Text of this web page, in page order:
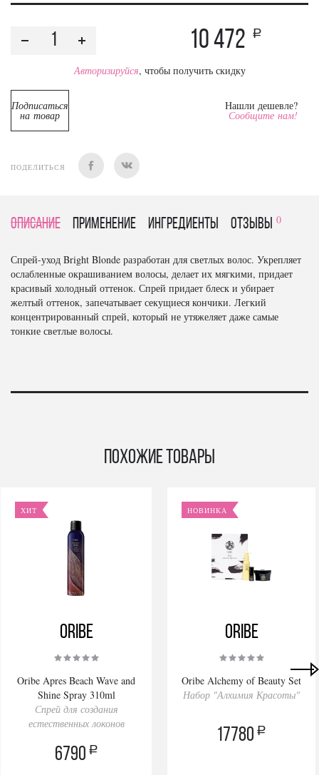
10 472 a
Авторизируйся, чтобы получить скидку
Подписаться
на товар
Нашли дешевле?
Сообщите нам!
ПОДЕЛИТЬСЯ
Описание Применение Ингредиенты отзывы 0
Спрей-уход Bright Blonde разработан для светлых волос. Укрепляет
ослабленные окрашиванием волосы, делает их мягкими, придает
красивый холодный оттенок. Спрей придает блеск и убирает
желтый оттенок, запечатывает секущиеся кончики. Легкий
концентрированный спрей, который не утяжеляет даже самые
тонкие светлые волосы.
Похожие товары
ХИТ
Oribe
Oribe Apres Beach Wave and
Shine Spray 310ml
Спрей для создания
естественных локонов
6790 a
НОВИНКА
Oribe
Oribe Alchemy of Beauty Set
Набор "Алхимия Красоты"
17780 a